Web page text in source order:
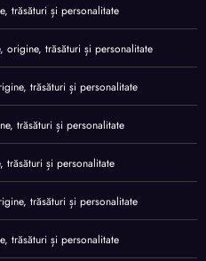
trăsături și personalitate
origine, trăsături și personalitate
trăsături și personalitate
trăsături și personalitate
trăsături și personalitate
trăsături și personalitate
trăsături și personalitate